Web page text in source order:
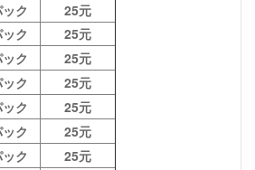
ク
25元
ク
25元
ク
25元
ク
25元
ク
25元
ク
25元
ク
25元